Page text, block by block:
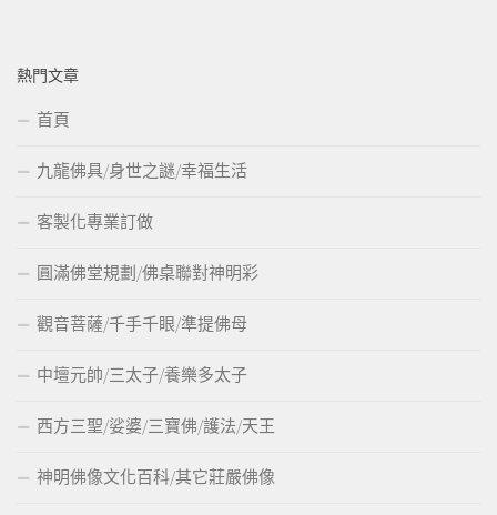
熱門文章
首頁
九龍佛具/身世之謎/幸福生活
客製化專業訂做
圓滿佛堂規劃/佛桌聯對神明彩
觀音菩薩/千手千眼/準提佛母
中壇元帥/三太子/養樂多太子
西方三聖/娑婆/三寶佛/護法/天王
神明佛像文化百科/其它莊嚴佛像